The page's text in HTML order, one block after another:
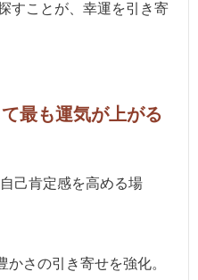
すことが、幸運を引き寄
最も運気が上がる
己肯定感を高める場
かさの引き寄せを強化。